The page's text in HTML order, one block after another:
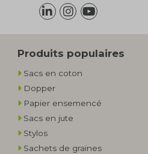
Produits populaires
Sacs en coton
Dopper
Papier ensemencé
Sacs en jute
Stylos
Sachets de graines